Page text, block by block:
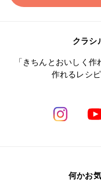
クラシ
「きちんとおいしく
作れるレシ
何かお